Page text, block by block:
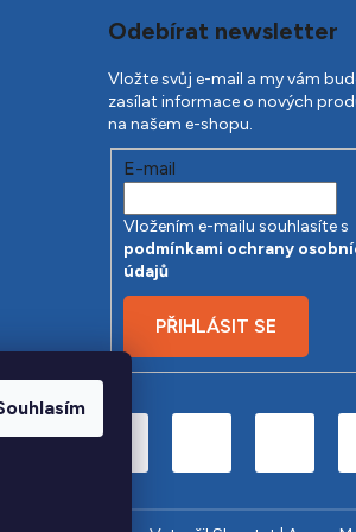
Odebírat newsletter
Vložte svůj e-mail a my vám
zasílat informace o nových
na našem e-shopu.
E-mail
Vložením e-mailu souhlasíte s
podmínkami ochrany
údajů
PŘIHLÁSIT SE